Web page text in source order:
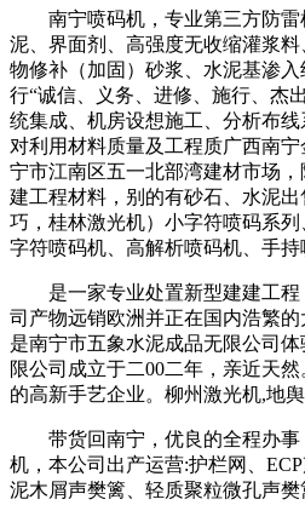
南宁喷码机，专业第三方防雷
泥、界面剂、高强度无收缩灌浆
物修补（加固）砂浆、水泥基渗
行“诚信、义务、进修、施行、杰
统集成、机房设想施工、分析布
对利用材料质量及工程质广西南
宁市江南区五一北部湾建材市场
建工程材料，别的有砂石、水泥
巧，桂林激光机）小字符喷码系
字符喷码机、高解析喷码机、手持
是一家专业处置新型建建工程
司产物远销欧洲并正在国内浩繁
是南宁市五象水泥成品无限公司
限公司成立于二00二年，亲近天
的高新手艺企业。柳州激光机,地舆
带货回南宁，优良的全程办事
机，本公司出产运营:护栏网、
泥木屑声樊篱、轻质聚粒微孔声樊